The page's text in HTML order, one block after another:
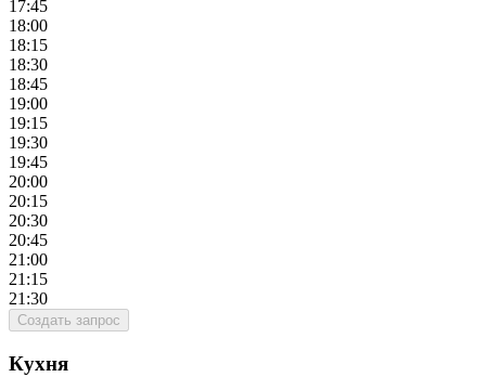
17:45
18:00
18:15
18:30
18:45
19:00
19:15
19:30
19:45
20:00
20:15
20:30
20:45
21:00
21:15
21:30
Создать запрос
Кухня